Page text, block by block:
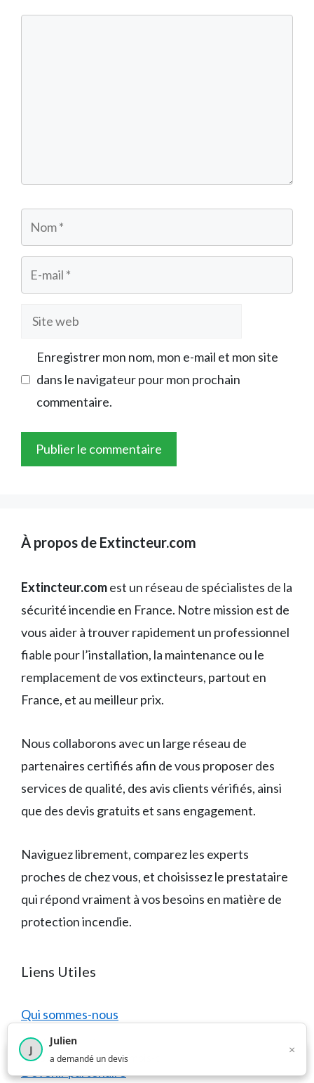
Nom
E-
mail
Site
Enregistrer mon nom, mon e-mail et mon site
dans le navigateur pour mon prochain
commentaire.
À propos de Extincteur.com
Extincteur.comest un réseau de spécialistes de la
sécurité incendie en France. Notre mission est de
vous aider à trouver rapidement un professionnel
fiable pour l’installation, la maintenance ou le
remplacement de vos extincteurs, partout en
France, et au meilleur prix.
Nous collaborons avec un large réseau de
partenaires certifiés afin de vous proposer des
services de qualité, des avis clients vérifiés, ainsi
que des devis gratuits et sans engagement.
Naviguez librement, comparez les experts
proches de chez vous, et choisissez le prestataire
qui répond vraiment à vos besoins en matière de
protection incendie.
Liens Utiles
Qui sommes-nous
Réglementation
Devenir partenaire
1 373 utilisateurs ce mois-ci
J
Julien
a demandé un devis
×